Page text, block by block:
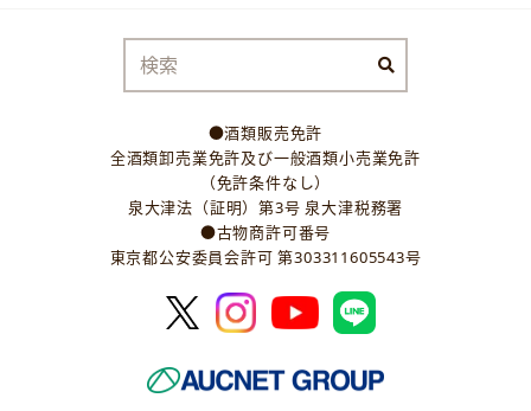
●酒類販売免許
全酒類卸売業免許及び一般酒類小売業免許
（免許条件なし）
泉大津法（証明）第3号 泉大津税務署
●古物商許可番号
東京都公安委員会許可 第303311605543号